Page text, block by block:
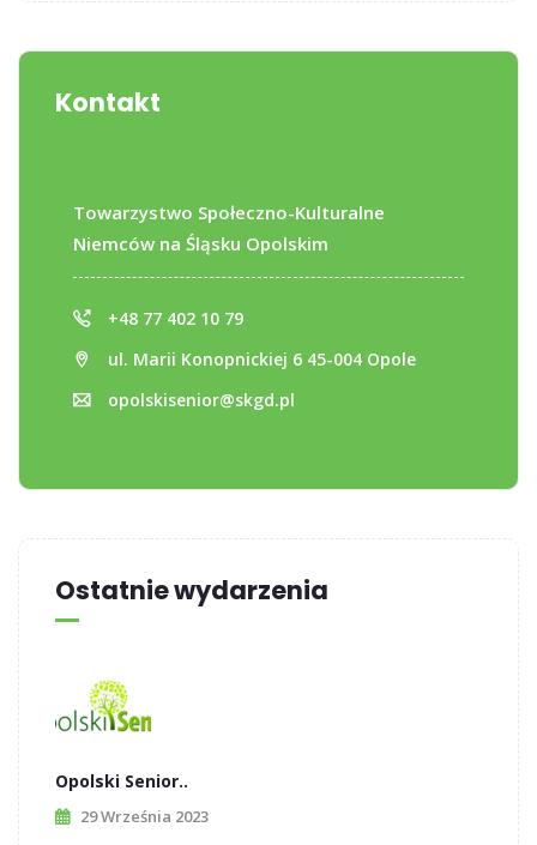
Kontakt
Towarzystwo Społeczno-Kulturalne
Niemców na Śląsku Opolskim
+48 77 402 10 79
ul. Marii Konopnickiej 6 45-004 Opole
opolskisenior@skgd.pl
Ostatnie wydarzenia
Opolski Senior..
29 Września 2023